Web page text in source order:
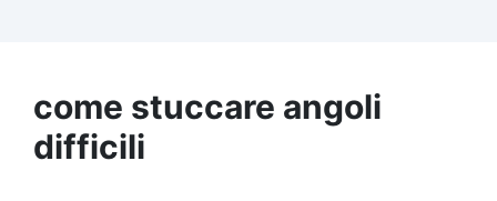
come stuccare angoli
difficili